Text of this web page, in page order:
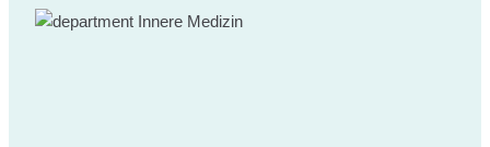
Innere Medizin